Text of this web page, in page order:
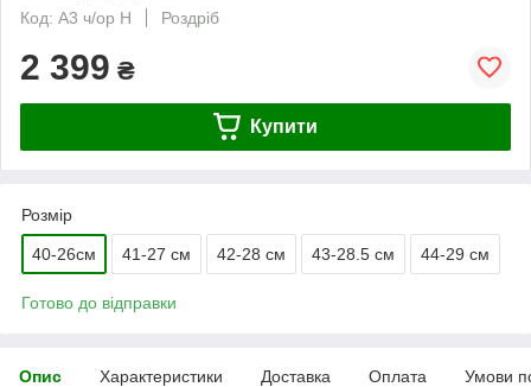
Код: A3 ч/ор Н
Роздріб
2 399 ₴
Купити
Розмір
40-26см 41-27 см 42-28 см 43-28.5 см 44-29 см
Готово до відправки
Опис Характеристики Доставка Оплата Умови